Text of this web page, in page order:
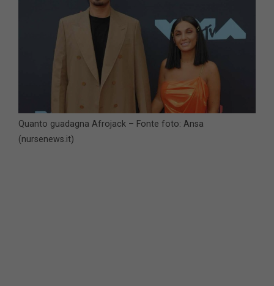
Quanto guadagna Afrojack – Fonte foto: Ansa
(nursenews.it)